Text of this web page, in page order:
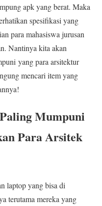
apk yang berat. Maka
spesifikasi yang
para mahasiswa jurusan
Nantinya kita akan
yang para arsitektur
mencari item yang
Mumpuni
Para Arsitek
laptop yang bisa di
terutama mereka yang